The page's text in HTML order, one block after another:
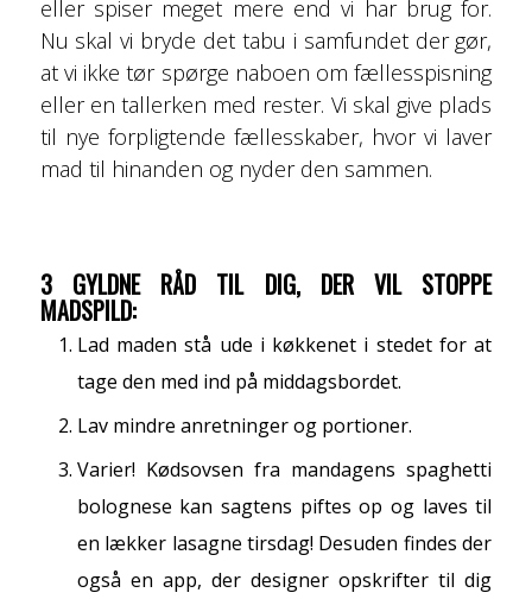
eller spiser meget mere end vi har brug for.
Nu skal vi bryde det tabu i samfundet der gør,
at vi ikke tør spørge naboen om fællesspisning
eller en tallerken med rester. Vi skal give plads
til nye forpligtende fællesskaber, hvor vi laver
mad til hinanden og nyder den sammen.
3 GYLDNE RÅD TIL DIG, DER VIL STOPPE
MADSPILD:
Lad maden stå ude i køkkenet i stedet for at
tage den med ind på middagsbordet.
Lav mindre anretninger og portioner.
Varier! Kødsovsen fra mandagens spaghetti
bolognese kan sagtens piftes op og laves til
en lækker lasagne tirsdag! Desuden findes der
også en app, der designer opskrifter til dig